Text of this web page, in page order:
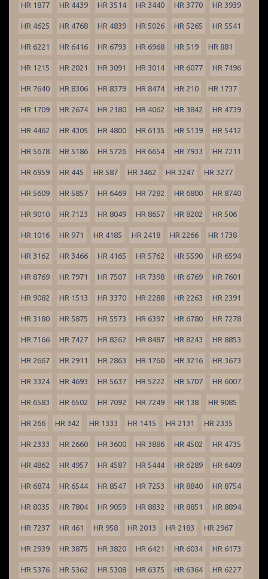
HR 1877 HR 4439 HR 3514 HR 3440 HR 3770 HR 3939
HR 4625 HR 4768 HR 4839 HR 5026 HR 5265 HR 5541
HR 6221 HR 6416 HR 6793 HR 6968 HR 519 HR 881
HR 1215 HR 2021 HR 3091 HR 3014 HR 6077 HR 7496
HR 7640 HR 8306 HR 8379 HR 8474 HR 210 HR 1737
HR 1709 HR 2674 HR 2180 HR 4062 HR 3842 HR 4739
HR 4462 HR 4305 HR 4800 HR 6135 HR 5139 HR 5412
HR 5678 HR 5186 HR 5726 HR 6654 HR 7933 HR 7211
HR 6959 HR 445 HR 587 HR 3462 HR 3247 HR 3277
HR 5609 HR 5857 HR 6469 HR 7282 HR 6800 HR 8740
HR 9010 HR 7123 HR 8049 HR 8657 HR 8202 HR 506
HR 1016 HR 971 HR 4185 HR 2418 HR 2266 HR 1738
HR 3162 HR 3466 HR 4165 HR 5762 HR 5590 HR 6594
HR 8769 HR 7971 HR 7507 HR 7398 HR 6769 HR 7601
HR 9082 HR 1513 HR 3370 HR 2288 HR 2263 HR 2391
HR 3180 HR 5875 HR 5573 HR 6397 HR 6780 HR 7278
HR 7166 HR 7427 HR 8262 HR 8487 HR 8243 HR 8853
HR 2667 HR 2911 HR 2863 HR 1760 HR 3216 HR 3673
HR 3324 HR 4693 HR 5637 HR 5222 HR 5707 HR 6007
HR 6583 HR 6502 HR 7092 HR 7249 HR 138 HR 9085
HR 266 HR 342 HR 1333 HR 1415 HR 2131 HR 2335
HR 2333 HR 2660 HR 3600 HR 3886 HR 4502 HR 4735
HR 4862 HR 4957 HR 4587 HR 5444 HR 6289 HR 6409
HR 6874 HR 6544 HR 8547 HR 7253 HR 8840 HR 8754
HR 8035 HR 7804 HR 9059 HR 8832 HR 8851 HR 8894
HR 7237 HR 461 HR 958 HR 2013 HR 2183 HR 2967
HR 2939 HR 3875 HR 3820 HR 6421 HR 6034 HR 6173
HR 5376 HR 5362 HR 5308 HR 6375 HR 6364 HR 6227